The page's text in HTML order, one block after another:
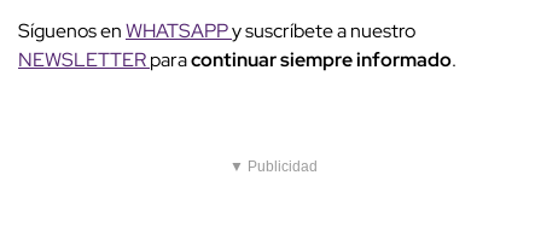
Síguenos enWHATSAPPy suscríbete a nuestro
NEWSLETTERparacontinuar siempre informado.
▼ Publicidad